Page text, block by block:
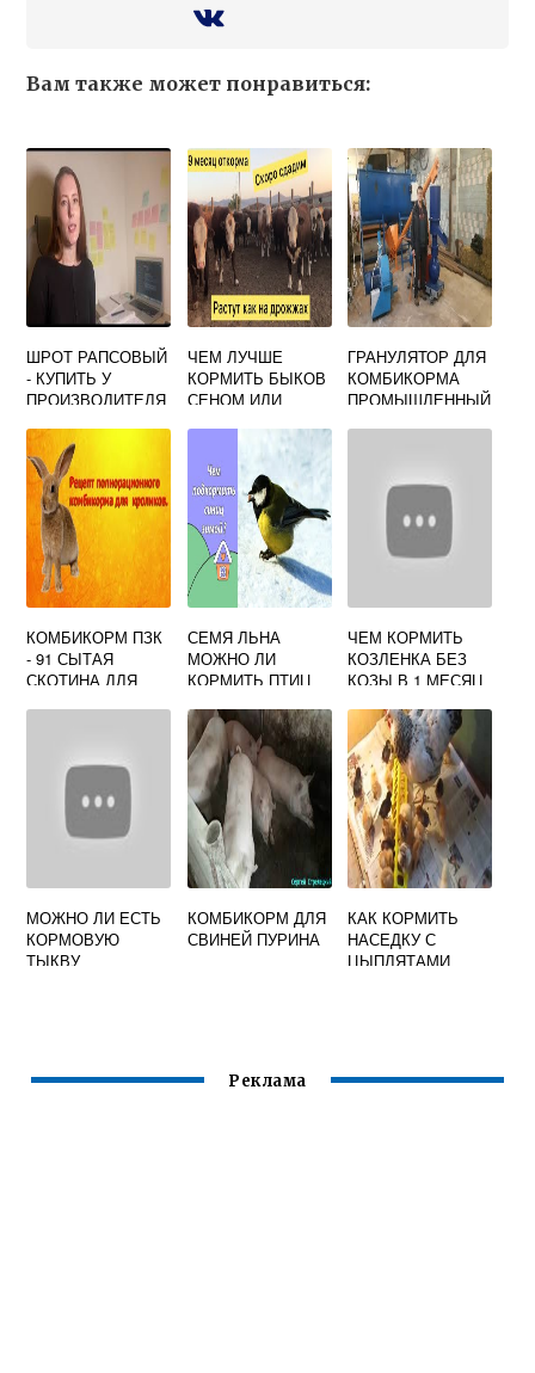
Вам также может понравиться:
ШРОТ РАПСОВЫЙ
- КУПИТЬ У
ПРОИЗВОДИТЕЛЯ
ЧЕМ ЛУЧШЕ
КОРМИТЬ БЫКОВ
СЕНОМ ИЛИ
ГРАНУЛЯТОР ДЛЯ
КОМБИКОРМА
ПРОМЫШЛЕННЫЙ
КОМБИКОРМ ПЗК
- 91 СЫТАЯ
СКОТИНА ДЛЯ
СЕМЯ ЛЬНА
МОЖНО ЛИ
КОРМИТЬ ПТИЦ
ЧЕМ КОРМИТЬ
КОЗЛЕНКА БЕЗ
КОЗЫ В 1 МЕСЯЦ
МОЖНО ЛИ ЕСТЬ
КОРМОВУЮ
ТЫКВУ
КОМБИКОРМ ДЛЯ
СВИНЕЙ ПУРИНА
КАК КОРМИТЬ
НАСЕДКУ С
ЦЫПЛЯТАМИ
Реклама